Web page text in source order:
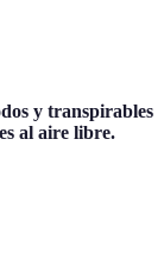
y transpirables
al aire libre.